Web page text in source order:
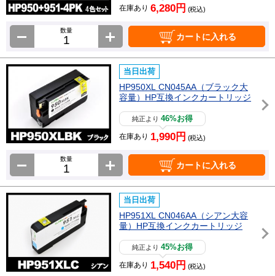
在庫あり 6,280円 (税込)
数量
カートに入れる
当日出荷
HP950XL CN045AA（ブラック大
容量）HP互換インクカートリッジ
純正より46%お得
在庫あり 1,990円 (税込)
数量
カートに入れる
当日出荷
HP951XL CN046AA（シアン大容
量）HP互換インクカートリッジ
純正より45%お得
在庫あり 1,540円 (税込)